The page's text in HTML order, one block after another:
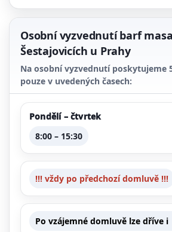
Osobní vyzvednutí barf
Šestajovicích u Prahy
Na osobní vyzvednutí poskytujeme
pouze v uvedených časech:
Pondělí – čtvrtek
8:00 – 15:30
!!! vždy po předchozí domluvě !!!
Po vzájemné domluvě lze dříve